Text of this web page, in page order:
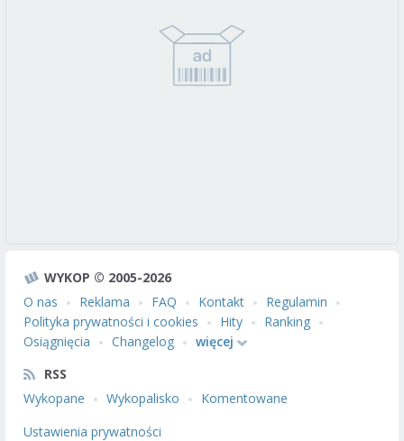
WYKOP © 2005-2026
O nas
Reklama FAQ Kontakt
Regulamin
Polityka prywatności i cookies
Hity
Ranking
Osiągnięcia
Changelog
więcej
RSS
Wykopane
Wykopalisko
Komentowane
Ustawienia prywatności